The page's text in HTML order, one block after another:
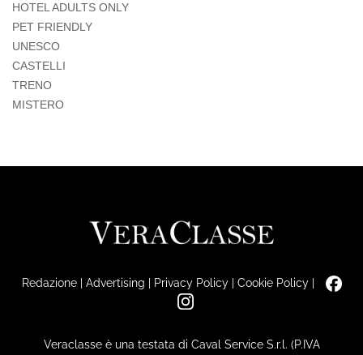
HOTEL ADULTS ONLY
PET FRIENDLY
UNESCO
CASTELLI
TRENO
MISTERO
Redazione| Advertising | Privacy Policy| Cookie Policy|
Veraclasse è una testata di Caval Service S.r.l. (P.IVA